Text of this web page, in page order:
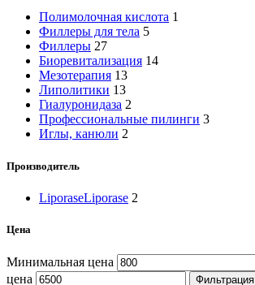
Полимолочная кислота 1
Филлеры для тела 5
Филлеры 27
Биоревитализация 14
Мезотерапия 13
Липолитики 13
Гиалуронидаза 2
Профессиональные пилинги 3
Иглы, канюли 2
Производитель
LiporaseLiporase 2
Цена
Минимальная цена
цена
Фильтрация